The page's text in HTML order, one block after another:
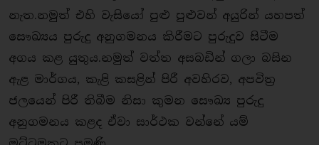
නැත.නමුත් එහි වැසියෝ පුළු පුළුවන් අයුරින් යහපත්
සෞඛ්‍යය පුරුදු අනුගමනය කිරීමට පුරුදුව සිටීම
අගය කළ යුතුය.නමුත් වත්ත අසබඩින් ගලා බසින
ඇළ මාර්ගය, කැළි කසළින් පිරී අවහිරව, අපවිත‍්‍ර
ජලයෙන් පිරී තිබීම නිසා කුමන සෞඛ්‍ය පුරුදු
අනුගමනය කළද ඒවා සාර්ථක වන්නේ යම්